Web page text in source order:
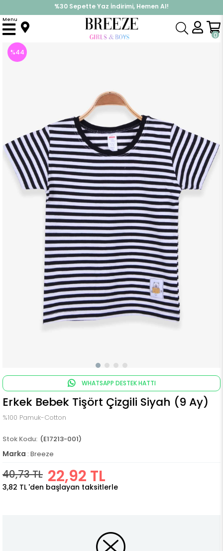
%30 Sepette Yaz İndirimi, Hemen Al!
İndirimlere ek %10 İndirimi Kap, Hemen Üye Ol!
0
Menu
Anasayfa Üst Giyim Tişört Erkek Bebek Tişört Çizgili Siyah (9 Ay)
%44
WHATSAPP DESTEK HATTI
Erkek Bebek Tişört Çizgili Siyah (9 Ay)
%100 Pamuk-Cotton
(E17213-001)
Marka : Breeze
40,73 TL 22,92 TL
3,82 TL 'den başlayan taksitlerle